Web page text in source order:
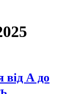
від А до